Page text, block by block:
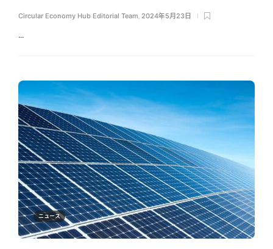
Circular Economy Hub Editorial Team 2024年5月23日
...
ニュース